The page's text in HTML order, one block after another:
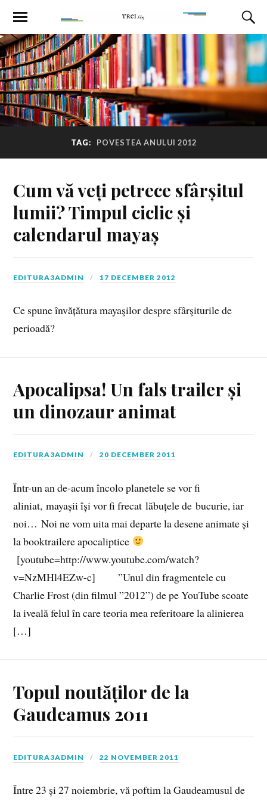
TAG: POVESTEA ANULUI 2012
Cum vă veți petrece sfârșitul
lumii? Timpul ciclic și
calendarul mayaș
EDITURA3ADMIN 17 DECEMBER 2012
Ce spune învățătura mayaşilor despre sfârşiturile de
perioadă?
Apocalipsa! Un fals trailer și
un dinozaur animat
EDITURA3ADMIN 20 DECEMBER 2011
Într-un an de-acum încolo planetele se vor fi
aliniat, mayașii își vor fi frecat lăbuțele de bucurie, iar
noi… Noi ne vom uita mai departe la desene animate și
la booktrailere apocaliptice
[youtube=http://www.youtube.com/watch?
v=NzMHl4EZw-c] ”Unul din fragmentele cu
Charlie Frost (din filmul ”2012”) de pe YouTube scoate
la iveală felul în care teoria mea referitoare la alinierea
[…]
Topul noutăților de la
Gaudeamus 2011
EDITURA3ADMIN 22 NOVEMBER 2011
Între 23 și 27 noiembrie, vă poftim la Gaudeamusul de